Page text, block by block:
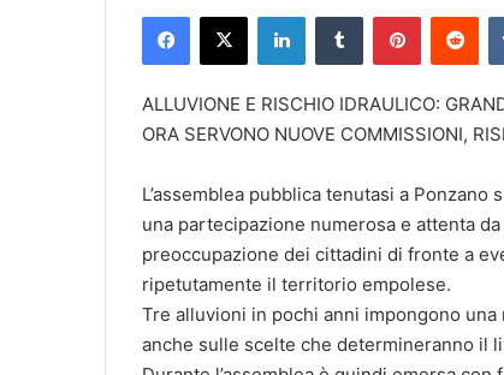
ALLUVIONE E RISCHIO IDRAULICO:
ORA SERVONO NUOVE COMMISSIONI,
L’assemblea pubblica tenutasi a
una partecipazione numerosa e attenta
preoccupazione dei cittadini di fronte a
ripetutamente il territorio empolese.
Tre alluvioni in pochi anni impongono
anche sulle scelte che determineranno il